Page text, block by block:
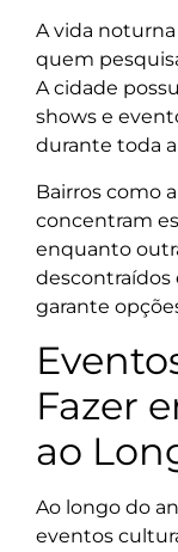
A vida
quem
A cidade
shows e
durante toda
Bairros como
concentram
enquanto
descontraídos
garante
Fazer
ao
Ao longo do
eventos